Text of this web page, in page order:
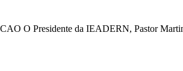
O Presidente da IEADERN, Pastor